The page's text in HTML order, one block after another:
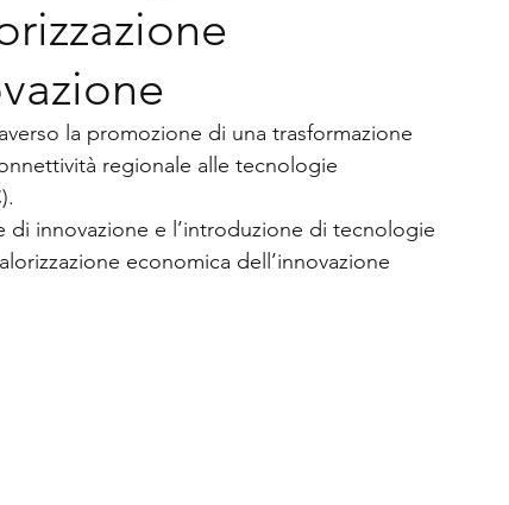
la promozione di una trasformazione
regionale alle tecnologie
di innovazione e l’introduzione di tecnologie
economica dell’innovazione